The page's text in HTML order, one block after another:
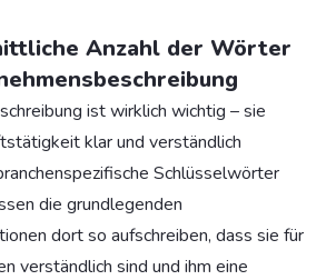
Anzahl der Wörter
ist wirklich wichtig – sie
klar und verständlich
Schlüsselwörter
die grundlegenden
dort so aufschreiben, dass sie für
verständlich sind und ihm eine